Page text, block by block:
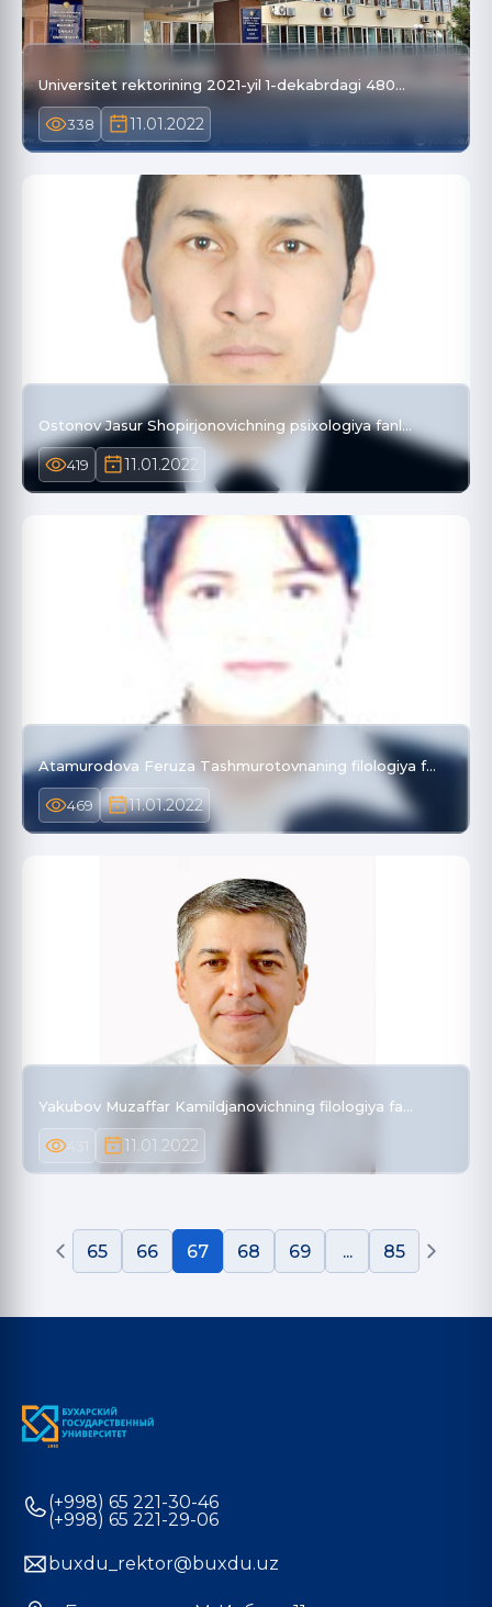
Universitet rektorining 2021-yil 1-dekabrdagi 480…
338 11.01.2022
Ostonov Jasur Shopirjonovichning psixologiya fanl…
419 11.01.2022
Atamurodova Feruza Tashmurotovnaning filologiya f…
469 11.01.2022
Yakubov Muzaffar Kamildjanovichning filologiya fa…
11.01.2022
65 66 67 68 69 ... 85
(+998) 65 221-30-46
(+998) 65 221-29-06
buxdu_rektor@buxdu.uz